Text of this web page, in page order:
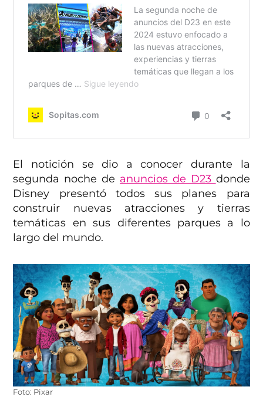
El notición se dio a conocer durante la
segunda noche de anuncios de D23 donde
Disney presentó todos sus planes para
construir nuevas atracciones y tierras
temáticas en sus diferentes parques a lo
largo del mundo.
Foto: Pixar